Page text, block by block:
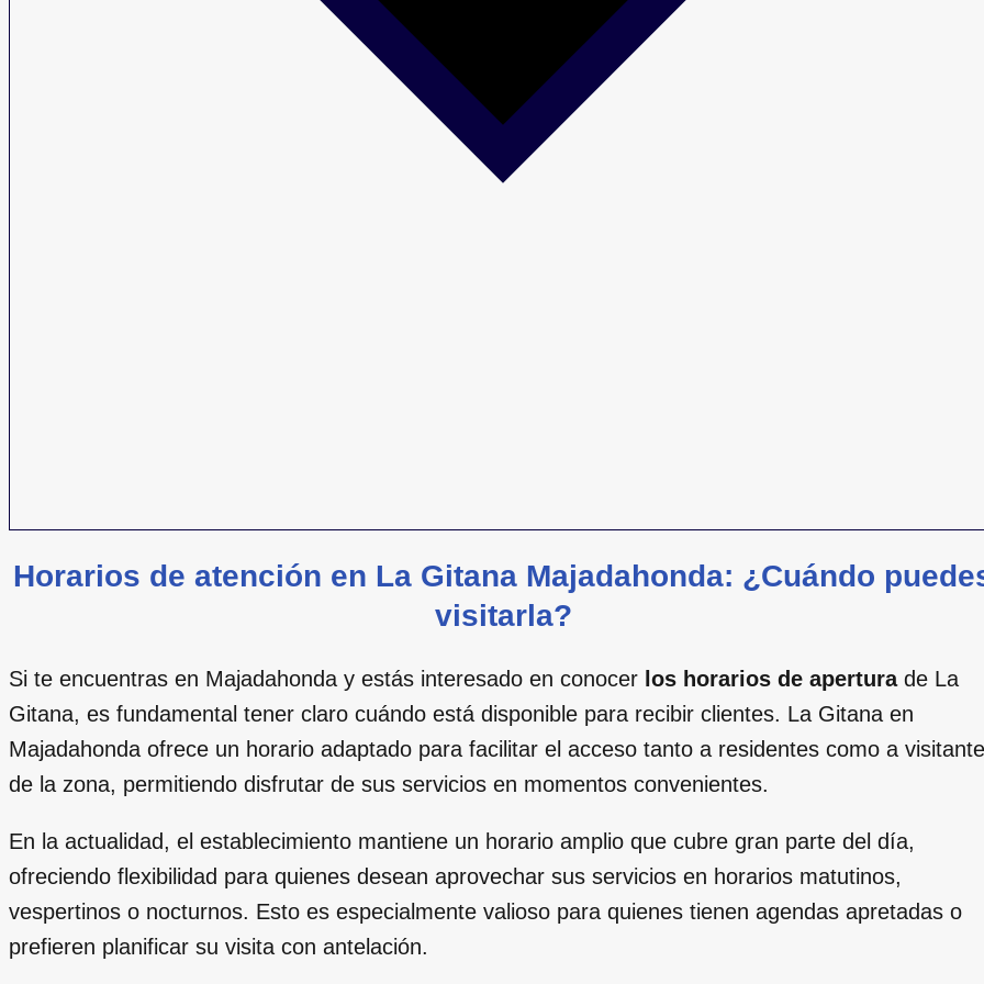
Horarios de atención en La Gitana Majadahonda: ¿Cuándo
visitarla?
Si te encuentras en Majadahonda y estás interesado en conocer los horarios de aperturade La
Gitana, es fundamental tener claro cuándo está disponible para recibir clientes. La Gitana en
Majadahonda ofrece un horario adaptado para facilitar el acceso tanto a residentes como a
de la zona, permitiendo disfrutar de sus servicios en momentos convenientes.
En la actualidad, el establecimiento mantiene un horario amplio que cubre gran parte del día,
ofreciendo flexibilidad para quienes desean aprovechar sus servicios en horarios matutinos,
vespertinos o nocturnos. Esto es especialmente valioso para quienes tienen agendas apretadas o
prefieren planificar su visita con antelación.